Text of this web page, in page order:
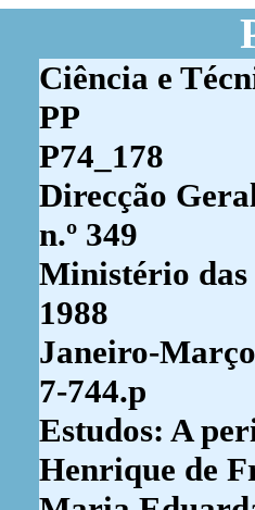
Ciência e
PP
P74_178
Direcção
n.º 349
Ministério das
1988
Janeiro-Março
7-744.p
Estudos: A
Henrique de